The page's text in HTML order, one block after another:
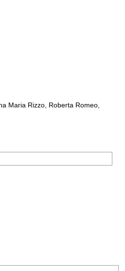
Maria Rizzo, Roberta Romeo,